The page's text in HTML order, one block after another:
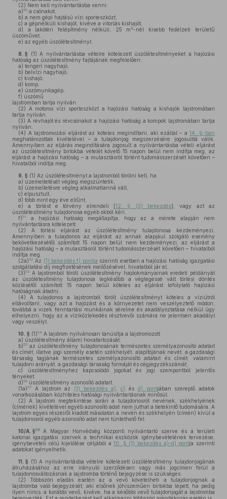
(2) Nem kell nyilvántartásba venni:
a)50 a csónakot,
b) a nem gépi hajtású vízi sporteszközt,
c) a gépnélküli kishajót, kivéve a vitorlás kishajót,
d) a lakótéri felépítmény nélküli, 25 m2-nél kisebb fedélzeti területű
úszóművet,
e) az egyéb úszólétesítményt.
8. § (1) A nyilvántartásba vételre kötelezett úszólétesítményeket a hajózási
hatóság az úszólétesítmény fajtájának megfelelően:
a) tengeri nagyhajó,
b) belvízi nagyhajó,
c) kishajó,
d) komp,
e) úszómunkagép,
f) úszómű
lajstromban tartja nyilván.
(2) A motoros vízi sporteszközt a hajózási hatóság a kishajók lajstromában
tartja nyilván.
(3) A révhajót és révcsónakot a hajózási hatóság a kompok lajstromában tartja
nyilván.
(4) A lajstromozási eljárást az köteles megindítani, aki ezáltal – a14. §-ban
meghatározottak kivételével – a tulajdonjog megszerzésére jogosulttá válik.
Amennyiben az eljárás megindítására jogosult a nyilvántartásba vételi eljárást
az úszólétesítmény birtokba vételét követő 15 napon belül nem indítja meg, az
eljárást a hajózási hatóság – a mulasztásról történt tudomásszerzését követően –
hivatalból indítja meg.
9. § (1) Az úszólétesítményt a lajstromból törölni kell, ha
a) üzemeltetését végleg megszüntetik,
b) üzemeltetésre végleg alkalmatlanná vált,
c) elpusztult,
d) több mint egy éve eltűnt,
e) a törlést e törvény elrendeli [12. § (3) bekezdés], vagy azt az
úszólétesítmény tulajdonosa egyéb okból kéri,
f)51
a hajózási hatóság megállapítja, hogy az a mérete alapján nem
nyilvántartásra kötelezett.
(2) A törlési eljárást az úszólétesítmény tulajdonosa kezdeményezi.
Amennyiben a tulajdonos az eljárást az annak alapjául szolgáló esemény
bekövetkezésétől számított 15 napon belül nem kezdeményezi, az eljárást a
hajózási hatóság – a mulasztásról történt tudomásszerzését követően – hivatalból
indítja meg.
(2a)52 Az (1) bekezdés f) pontja szerinti esetben a hajózási hatóság igazgatási
szolgáltatási díj megfizetésének mellőzésével, hivatalból jár el.
(3)53 A lajstromból törölt úszólétesítmény hajóokmányainak eredeti példányát
az úszólétesítmény tulajdonosa legkésőbb a véglegessé vált törlési döntés
közlésétől számított 15 napon belül köteles az eljárást lefolytató hajózási
hatóságnak átadni.
(4) A tulajdonos a lajstromból törölt úszólétesítményt köteles a víziútról
eltávolítani, vagy azt a hajózást és a környezetet nem veszélyeztető módon,
továbbá a vizek fenntartási munkáinak sérelme és akadályoztatása nélkül úgy
elhelyezni, hogy az a víziközlekedés résztvevői számára ne jelentsen akadályt
vagy veszélyt.
10. § (1)54 A lajstrom nyilvánosan tanúsítja a lajstromozott
a) úszólétesítmény állami hovatartozását;
b)55 az úszólétesítmény tulajdonosának természetes személyazonosító adatait
és címét, illetve jogi személy esetén székhelyét, alapítójának nevét, a gazdasági
társaság tagjának természetes személyazonosító adatait és címét, valamint
tulajdoni arányát, a gazdasági társaság formáját és cégjegyzékszámát;
c) úszólétesítményhez kapcsolódó jogokat és jogi szempontból jelentős
tényeket;
d)56 úszólétesítmény azonosító adatait.
(1a)57 A lajstrom az (1) bekezdés a) ,c) és d) pontjában szereplő adatok
vonatkozásában közhiteles hatósági nyilvántartásnak minősül.
(2) A lajstrom megtekintése során a tulajdonosról nevének, székhelyének
(címének) kivételével egyéb azonosító adat nem juthat a betekintő tudomására. A
lajstrom egyes részeiről kiadott másolaton a nevén és székhelyén (címén) kívül a
tulajdonosról egyéb azonosító adat nem tüntethető fel.
10/A. §58
A Magyar Honvédség központi nyilvántartó szerve és a területi
katonai igazgatási szervek a technikai eszközök igénybevételének tervezése,
igénybevételi célú kijelölése céljából a10. § (1) bekezdés a)–d) pontja szerinti
adatokat igényelhetik.
11. § (1) A nyilvántartásba vételre kötelezett úszólétesítmény tulajdonjogának
átruházásához az erre irányuló szerződésen vagy más jogcímen felül a
tulajdonosváltozásnak a lajstromba történő bejegyzése is szükséges.
(2) Többszöri eladás esetén az a vevő követelheti a tulajdonjognak a
lajstromba való bejegyzését, aki elsőnek jóhiszeműen birtokba lépett, ha pedig
ilyen nincs, a korábbi vevő, kivéve, ha a későbbi vevő tulajdonjogát a lajstromba